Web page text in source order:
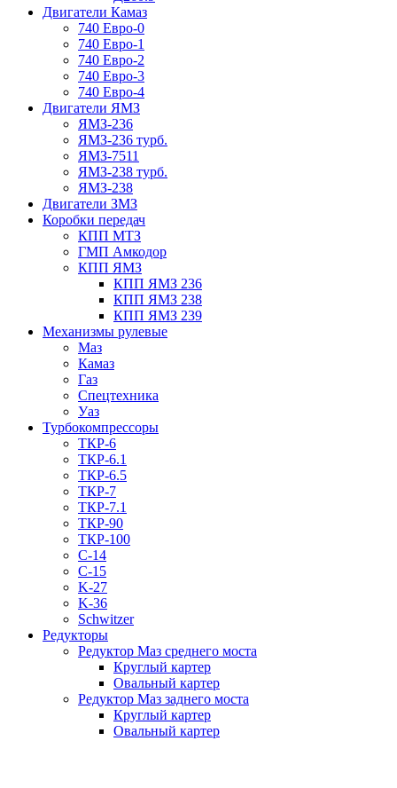
Двигатели Камаз
740 Евро-0
740 Евро-1
740 Евро-2
740 Евро-3
740 Евро-4
Двигатели ЯМЗ
ЯМЗ-236
ЯМЗ-236 турб.
ЯМЗ-7511
ЯМЗ-238 турб.
ЯМЗ-238
Двигатели ЗМЗ
Коробки передач
КПП МТЗ
ГМП Амкодор
КПП ЯМЗ
КПП ЯМЗ 236
КПП ЯМЗ 238
КПП ЯМЗ 239
Механизмы рулевые
Маз
Камаз
Газ
Спецтехника
Уаз
Турбокомпрессоры
ТКР-6
ТКР-6.1
ТКР-6.5
ТКР-7
ТКР-7.1
ТКР-90
ТКР-100
C-14
C-15
K-27
K-36
Schwitzer
Редукторы
Редуктор Маз среднего моста
Круглый картер
Овальный картер
Редуктор Маз заднего моста
Круглый картер
Овальный картер